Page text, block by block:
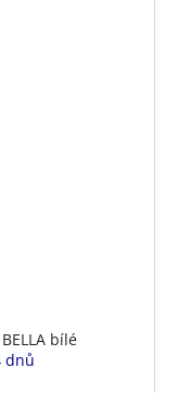
bílé
dnů